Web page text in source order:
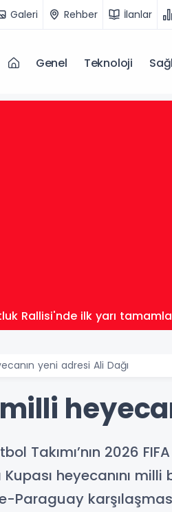
Galeri Rehber İlanlar
Genel Teknoloji
Rallisi'nde ilk yarı
yeni adresi Ali Dağı
Takımı’nın 2026
heyecanını